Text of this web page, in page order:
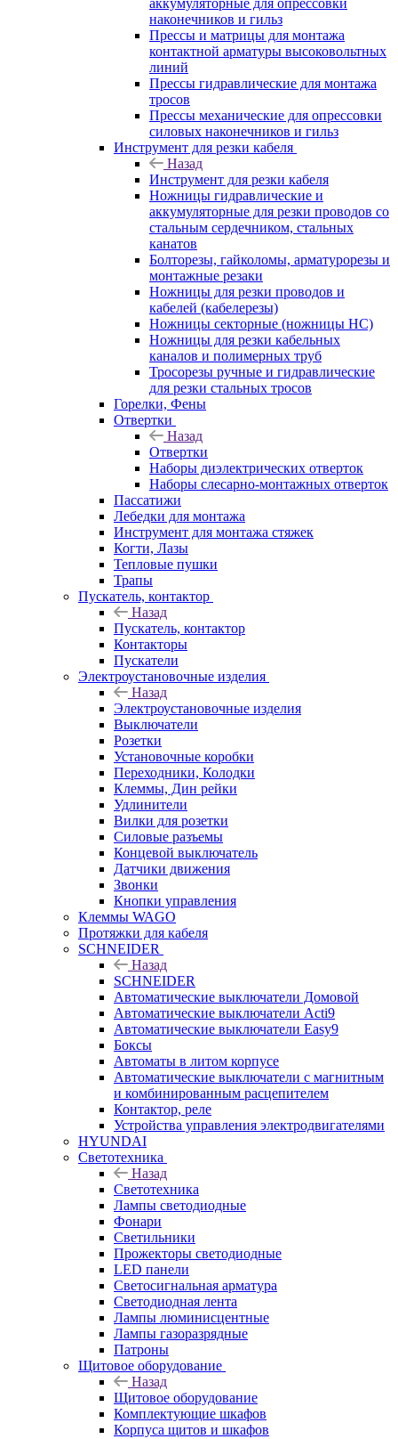
аккумуляторные для опрессовки
наконечников и гильз
Прессы и матрицы для монтажа
контактной арматуры высоковольтных
линий
Прессы гидравлические для монтажа
тросов
Прессы механические для опрессовки
силовых наконечников и гильз
Инструмент для резки кабеля
Назад
Инструмент для резки кабеля
Ножницы гидравлические и
аккумуляторные для резки проводов со
стальным сердечником, стальных
канатов
Болторезы, гайколомы, арматурорезы и
монтажные резаки
Ножницы для резки проводов и
кабелей (кабелерезы)
Ножницы секторные (ножницы НС)
Ножницы для резки кабельных
каналов и полимерных труб
Тросорезы ручные и гидравлические
для резки стальных тросов
Горелки, Фены
Отвертки
Назад
Отвертки
Наборы диэлектрических отверток
Наборы слесарно-монтажных отверток
Пассатижи
Лебедки для монтажа
Инструмент для монтажа стяжек
Когти, Лазы
Тепловые пушки
Трапы
Пускатель, контактор
Назад
Пускатель, контактор
Контакторы
Пускатели
Электроустановочные изделия
Назад
Электроустановочные изделия
Выключатели
Розетки
Установочные коробки
Переходники, Колодки
Клеммы, Дин рейки
Удлинители
Вилки для розетки
Силовые разъемы
Концевой выключатель
Датчики движения
Звонки
Кнопки управления
Клеммы WAGO
Протяжки для кабеля
SCHNEIDER
Назад
SCHNEIDER
Автоматические выключатели Домовой
Автоматические выключатели Acti9
Автоматические выключатели Easy9
Боксы
Автоматы в литом корпусе
Автоматические выключатели с магнитным
и комбинированным расцепителем
Контактор, реле
Устройства управления электродвигателями
HYUNDAI
Светотехника
Назад
Светотехника
Лампы светодиодные
Фонари
Светильники
Прожекторы светодиодные
LED панели
Светосигнальная арматура
Светодиодная лента
Лампы люминисцентные
Лампы газоразрядные
Патроны
Щитовое оборудование
Назад
Щитовое оборудование
Комплектующие шкафов
Корпуса щитов и шкафов